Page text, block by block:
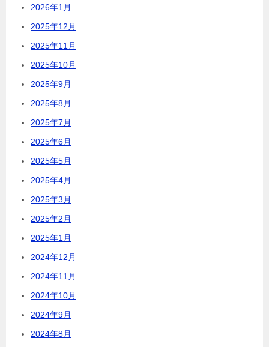
2026年1月
2025年12月
2025年11月
2025年10月
2025年9月
2025年8月
2025年7月
2025年6月
2025年5月
2025年4月
2025年3月
2025年2月
2025年1月
2024年12月
2024年11月
2024年10月
2024年9月
2024年8月